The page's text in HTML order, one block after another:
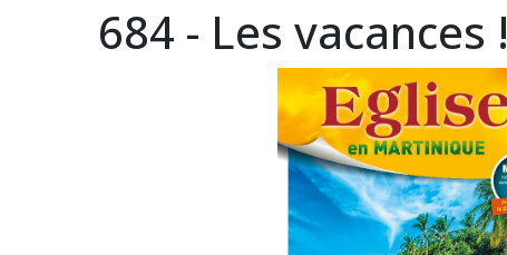
684 - Les vacances !